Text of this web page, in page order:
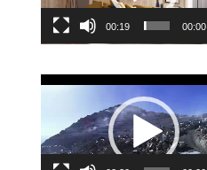
00:00
00:19